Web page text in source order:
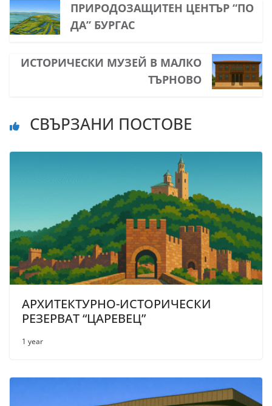
ПРИРОДОЗАЩИТЕН ЦЕНТЪР “ПО
ДА” БУРГАС
ИСТОРИЧЕСКИ МУЗЕЙ В МАЛКО
ТЪРНОВО
СВЪРЗАНИ ПОСТОВЕ
АРХИТЕКТУРНО-ИСТОРИЧЕСКИ
РЕЗЕРВАТ “ЦАРЕВЕЦ”
1 year